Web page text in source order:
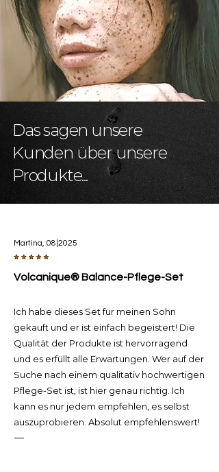
Das sagen unsere
Kunden über unsere
Produkte...
Martina, 08|2025
Volcanique® Balance-Pflege-Set
Ich habe dieses Set für meinen Sohn
gekauft und er ist einfach begeistert! Die
Qualität der Produkte ist hervorragend
und es erfüllt alle Erwartungen. Wer auf der
Suche nach einem qualitativ hochwertigen
Pflege-Set ist, ist hier genau richtig. Ich
kann es nur jedem empfehlen, es selbst
auszuprobieren. Absolut empfehlenswert!
—